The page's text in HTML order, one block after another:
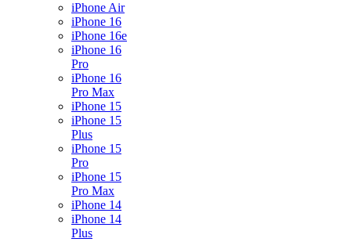
iPhone Air
iPhone 16
iPhone 16e
iPhone 16
Pro
iPhone 16
Pro Max
iPhone 15
iPhone 15
Plus
iPhone 15
Pro
iPhone 15
Pro Max
iPhone 14
iPhone 14
Plus